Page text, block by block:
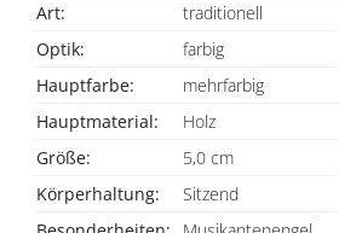
Art:
traditionell
Optik:
farbig
Hauptfarbe:
mehrfarbig
Hauptmaterial:
Holz
Größe:
5,0 cm
Körperhaltung:
Sitzend